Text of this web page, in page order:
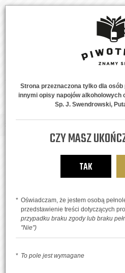
MENU
Strona przeznaczona tylko dla osób
innymi opisy napojów alkoholowych
Sp. J. Swendrowski,
CZY MASZ
TAK
Oświadczam, że jestem osobą
przedstawienie treści dotyczących
przypadku braku zgody lub braku
"Nie")
To pole jest wymagane